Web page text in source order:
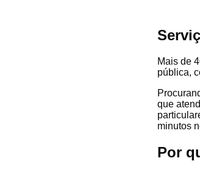
Mais de
pública,
que
minutos
Por